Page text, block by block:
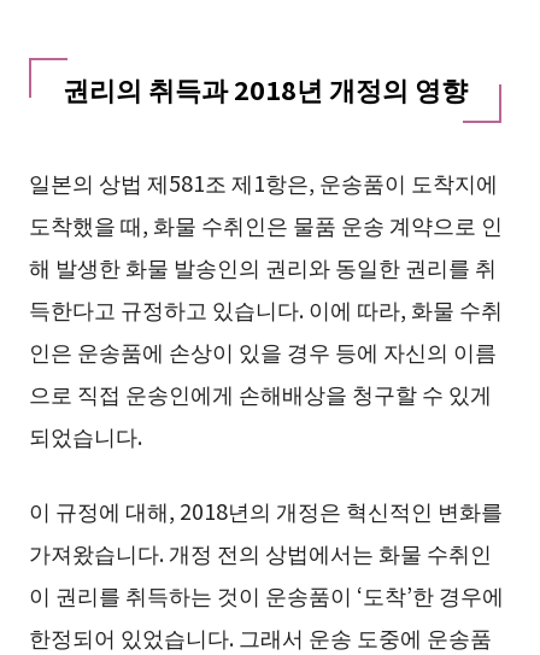
권리의 취득과 2018년 개정의 영향
일본의 상법 제581조 제1항은, 운송품이 도착지에
도착했을 때, 화물 수취인은 물품 운송 계약으로 인
해 발생한 화물 발송인의 권리와 동일한 권리를 취
득한다고 규정하고 있습니다. 이에 따라, 화물 수취
인은 운송품에 손상이 있을 경우 등에 자신의 이름
으로 직접 운송인에게 손해배상을 청구할 수 있게
되었습니다.
이 규정에 대해, 2018년의 개정은 혁신적인 변화를
가져왔습니다. 개정 전의 상법에서는 화물 수취인
이 권리를 취득하는 것이 운송품이 ‘도착’한 경우에
한정되어 있었습니다. 그래서 운송 도중에 운송품